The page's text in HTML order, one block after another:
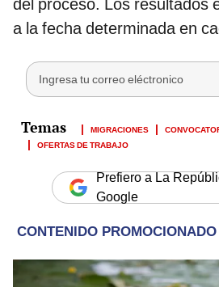
del proceso. Los resultados
a la fecha determinada en
MIGRACIONES
OFERTAS DE TRABAJO
Prefiero a La
Google